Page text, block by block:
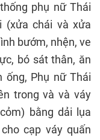
phụ nữ Thái
(xửa chái và xửa
bướm, nhện, ve
bó sát thân, ăn
ống, Phụ nữ Thái
trong và và váy
bằng dải lụa
cạp váy quấn